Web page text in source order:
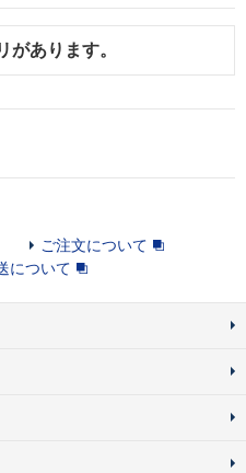
があります。
ご注文について
について